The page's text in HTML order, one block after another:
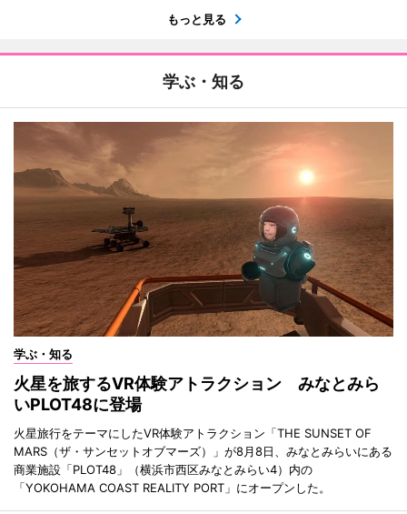
もっと見る
学ぶ・知る
学ぶ・知る
火星を旅するVR体験アトラクション みなとみら
いPLOT48に登場
火星旅行をテーマにしたVR体験アトラクション「THE SUNSET OF
MARS（ザ・サンセットオブマーズ）」が8月8日、みなとみらいにある
商業施設「PLOT48」（横浜市西区みなとみらい4）内の
「YOKOHAMA COAST REALITY PORT」にオープンした。